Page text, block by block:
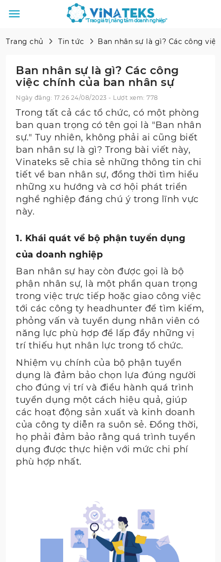
"Trao giá trị, nâng tầm doanh nghiệp"
Trang chủ Tin tức Ban nhân sự là gì? Các công
Ban nhân sự là gì? Các công
việc chính của ban nhân sự
Ngày đăng: 17:26 24/08/2023 - Lượt xem: 778
Trong tất cả các tổ chức, có một phòng
ban quan trọng có tên gọi là "Ban nhân
sự." Tuy nhiên, không phải ai cũng biết
ban nhân sự là gì? Trong bài viết này,
Vinateks sẽ chia sẻ những thông tin chi
tiết về ban nhân sự, đồng thời tìm hiểu
những xu hướng và cơ hội phát triển
nghề nghiệp đáng chú ý trong lĩnh vực
này.
1. Khái quát về bộ phận tuyển dụng
của doanh nghiệp
Ban nhân sự hay còn được gọi là bộ
phận nhân sự, là một phần quan trọng
trong việc trực tiếp hoặc giao công việc
tới các công ty headhunter để tìm kiếm,
phỏng vấn và tuyển dụng nhân viên có
năng lực phù hợp để lấp đầy những vị
trí thiếu hụt nhân lực trong tổ chức.
Nhiệm vụ chính của bộ phận tuyển
dụng là đảm bảo chọn lựa đúng người
cho đúng vị trí và điều hành quá trình
tuyển dụng một cách hiệu quả, giúp
các hoạt động sản xuất và kinh doanh
của công ty diễn ra suôn sẻ. Đồng thời,
họ phải đảm bảo rằng quá trình tuyển
dụng được thực hiện với mức chi phí
phù hợp nhất.